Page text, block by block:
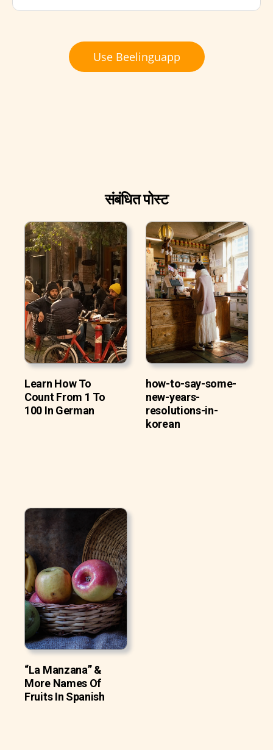
Use Beelinguapp
संबंधित पोस्ट
Learn How To
Count From 1 To
100 In German
how-to-say-some-
new-years-
resolutions-in-
korean
“La Manzana” &
More Names Of
Fruits In Spanish